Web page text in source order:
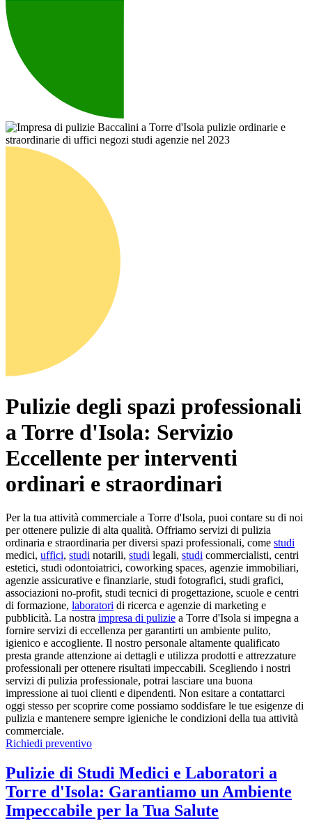
Pulizie degli spazi professionali
a Torre d'Isola: Servizio
Eccellente per interventi
ordinari e straordinari
Per la tua attività commerciale a Torre d'Isola, puoi contare su di noi
per ottenere pulizie di alta qualità. Offriamo servizi di pulizia
ordinaria e straordinaria per diversi spazi professionali, come studi
medici, uffici, studi notarili, studi legali, studi commercialisti, centri
estetici, studi odontoiatrici, coworking spaces, agenzie immobiliari,
agenzie assicurative e finanziarie, studi fotografici, studi grafici,
associazioni no-profit, studi tecnici di progettazione, scuole e centri
di formazione, laboratori di ricerca e agenzie di marketing e
pubblicità. La nostra impresa di pulizie a Torre d'Isola si impegna a
fornire servizi di eccellenza per garantirti un ambiente pulito,
igienico e accogliente. Il nostro personale altamente qualificato
presta grande attenzione ai dettagli e utilizza prodotti e attrezzature
professionali per ottenere risultati impeccabili. Scegliendo i nostri
servizi di pulizia professionale, potrai lasciare una buona
impressione ai tuoi clienti e dipendenti. Non esitare a contattarci
oggi stesso per scoprire come possiamo soddisfare le tue esigenze di
pulizia e mantenere sempre igieniche le condizioni della tua attività
commerciale.
Richiedi preventivo
Pulizie di Studi Medici e Laboratori a
Torre d'Isola: Garantiamo un Ambiente
Impeccabile per la Tua Salute